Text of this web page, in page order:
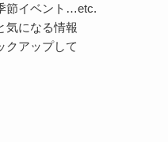
節イベント…etc.
気になる情報
クアップして